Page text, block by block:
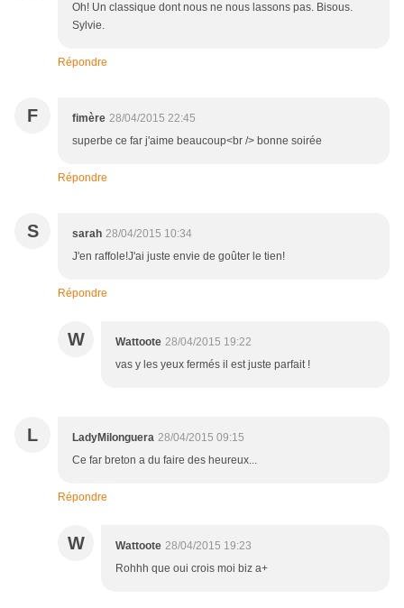
Oh! Un classique dont nous ne nous lassons pas. Bisous.
Sylvie.
Répondre
F fimère 28/04/2015 22:45
superbe ce far j'aime beaucoup<br /> bonne soirée
Répondre
S sarah 28/04/2015 10:34
J'en raffole!J'ai juste envie de goûter le tien!
Répondre
W Wattoote 28/04/2015 19:22
vas y les yeux fermés il est juste parfait !
L LadyMilonguera 28/04/2015 09:15
Ce far breton a du faire des heureux...
Répondre
W Wattoote 28/04/2015 19:23
Rohhh que oui crois moi biz a+